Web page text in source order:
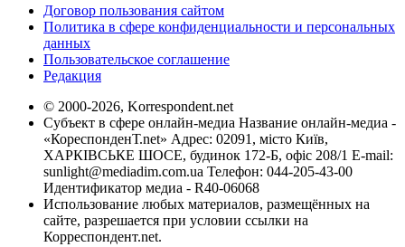
Договор пользования сайтом
Политика в сфере конфиденциальности и персональных
данных
Пользовательское соглашение
Редакция
© 2000-2026, Korrespondent.net
Субъект в сфере онлайн-медиа Название онлайн-медиа -
«КореспонденТ.net» Адрес: 02091, місто Київ,
ХАРКІВСЬКЕ ШОСЕ, будинок 172-Б, офіс 208/1 E-mail:
sunlight@mediadim.com.ua Телефон: 044-205-43-00
Идентификатор медиа - R40-06068
Использование любых материалов, размещённых на
сайте, разрешается при условии ссылки на
Корреспондент.net.